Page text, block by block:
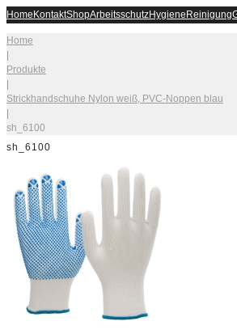
HomeKontaktShopArbeitsschutzHygieneReinigung
Home
|
Produkte
|
Strickhandschuhe Nylon weiß, PVC-Noppen blau
|
sh_6100
sh_6100